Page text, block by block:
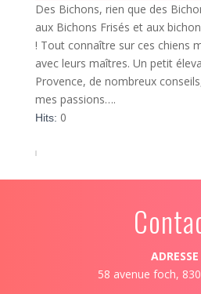
Des Bichons, rien que des
aux Bichons Frisés et aux
! Tout connaître sur ces chiens
avec leurs maîtres. Un petit
Provence, de nombreux
mes passions….
Hits: 0
ADRESSE
58 avenue foch,